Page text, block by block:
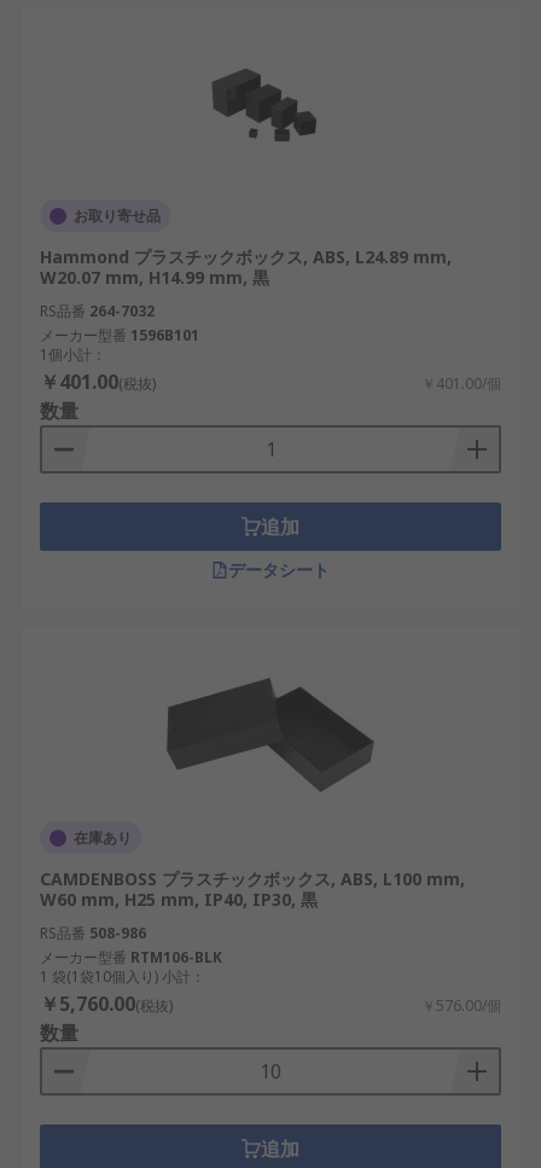
お取り寄せ品
Hammond プラスチックボックス, ABS, L24.89 mm,
W20.07 mm, H14.99 mm, 黒
RS品番 264-7032
メーカー型番 1596B101
1個小計：
￥401.00(税抜) ￥401.00/個
数量
追加
データシート
在庫あり
CAMDENBOSS プラスチックボックス, ABS, L100 mm,
W60 mm, H25 mm, IP40, IP30, 黒
RS品番 508-986
メーカー型番 RTM106-BLK
1 袋(1袋10個入り) 小計：
￥5,760.00(税抜) ￥576.00/個
数量
追加